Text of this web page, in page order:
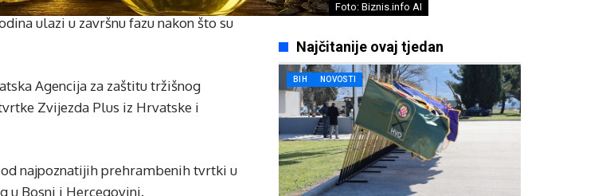
Foto: Biznis.info AI
ulazi u završnu fazu nakon što su
Agencija za zaštitu tržišnog
Zvijezda Plus iz Hrvatske i
najpoznatijih prehrambenih tvrtki u
u Bosni i Hercegovini.
Najčitanije ovaj tjedan
BIH NOVOSTI